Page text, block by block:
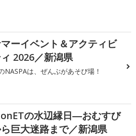
ーイベント＆アクティビ
2026／新潟県
NASPAは、ぜんぶがあそび場！
の水辺縁日―おむすび
巨大迷路まで／新潟県